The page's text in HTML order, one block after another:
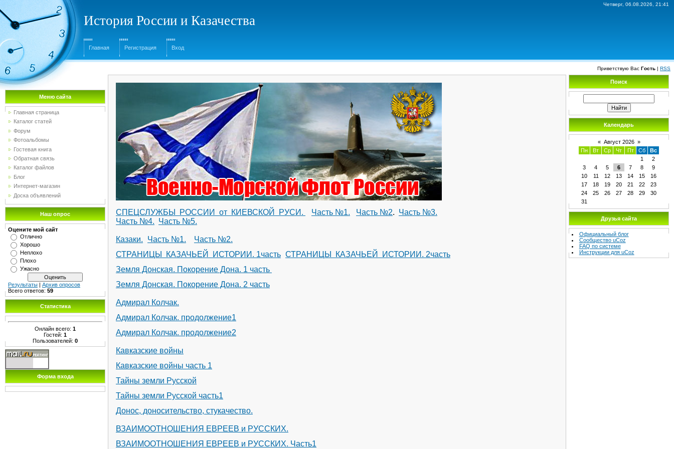
Четверг, 06.08.2026, 21:41
История России и Казачества
Главная Регистрация Вход
Приветствую Вас Гость | RSS
Меню сайта
Главная страница
Каталог статей
Форум
Фотоальбомы
Гостевая книга
Обратная связь
Каталог файлов
Блог
Интернет-магазин
Доска объявлений
Наш опрос
Оцените мой сайт
Отлично
Хорошо
Неплохо
Плохо
Ужасно
Результаты | Архив опросов
Всего ответов: 59
Статистика
Онлайн всего: 1
Гостей: 1
Пользователей: 0
Форма входа
СПЕЦСЛУЖБЫ РОССИИ от КИЕВСКОЙ РУСИ. Часть №1. Часть №2. Часть №3.
Часть №4. Часть №5.
Казаки. Часть №1.
Часть №2.
СТРАНИЦЫ КАЗАЧЬЕЙ ИСТОРИИ. 1часть СТРАНИЦЫ КАЗАЧЬЕЙ ИСТОРИИ. 2часть
Земля Донская. Покорение Дона. 1 часть
Земля Донская. Покорение Дона. 2 часть
Адмирал Колчак.
Адмирал Колчак. продолжение1
Адмирал Колчак. продолжение2
Кавказские войны
Кавказские войны часть 1
Тайны земли Русской
Тайны земли Русской часть1
Донос, доносительство, стукачество.
ВЗАИМООТНОШЕНИЯ ЕВРЕЕВ и РУССКИХ.
ВЗАИМООТНОШЕНИЯ ЕВРЕЕВ и РУССКИХ. Часть1
Поиск
Календарь
« Август 2026 »
Пн
Вт Ср Чт Пт Сб
Вс
1
2
3
4 5 6 7 8
9
10
11 12 13 14 15
16
17
18 19 20 21 22
23
24
25 26 27 28 29
30
31
Друзья сайта
Официальный блог
Сообщество uCoz
FAQ по системе
Инструкции для uCoz